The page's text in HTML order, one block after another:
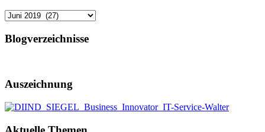
Archiv
Blogverzeichnisse
Auszeichnung